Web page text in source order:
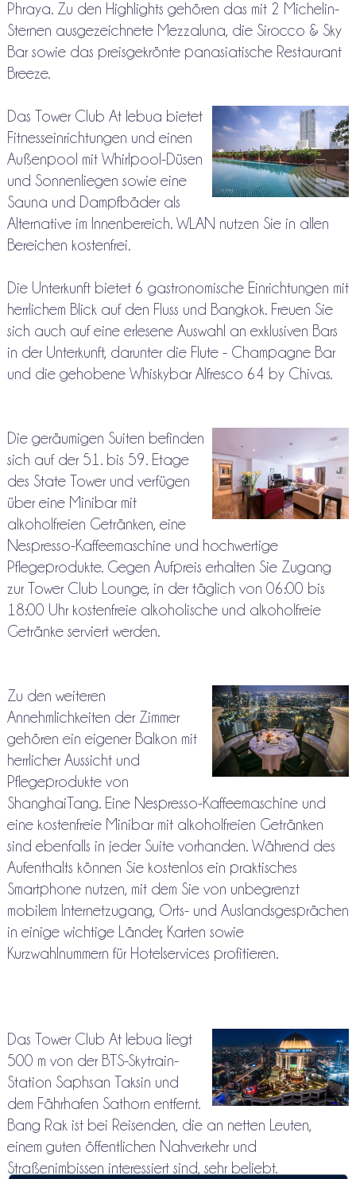
Phraya. Zu den Highlights gehören das mit 2 Michelin-
Sternen ausgezeichnete Mezzaluna, die Sirocco & Sky
Bar sowie das preisgekrönte panasiatische Restaurant
Breeze.
Das Tower Club At lebua bietet
Fitnesseinrichtungen und einen
Außenpool mit Whirlpool-Düsen
und Sonnenliegen sowie eine
Sauna und Dampfbäder als
Alternative im Innenbereich. WLAN nutzen Sie in allen
Bereichen kostenfrei.
Die Unterkunft bietet 6 gastronomische Einrichtungen mit
herrlichem Blick auf den Fluss und Bangkok. Freuen Sie
sich auch auf eine erlesene Auswahl an exklusiven Bars
in der Unterkunft, darunter die Flute - Champagne Bar
und die gehobene Whiskybar Alfresco 64 by Chivas.
Die geräumigen Suiten befinden
sich auf der 51. bis 59. Etage
des State Tower und verfügen
über eine Minibar mit
alkoholfreien Getränken, eine
Nespresso-Kaffeemaschine und hochwertige
Pflegeprodukte. Gegen Aufpreis erhalten Sie Zugang
zur Tower Club Lounge, in der täglich von 06:00 bis
18:00 Uhr kostenfreie alkoholische und alkoholfreie
Getränke serviert werden.
Zu den weiteren
Annehmlichkeiten der Zimmer
gehören ein eigener Balkon mit
herrlicher Aussicht und
Pflegeprodukte von
ShanghaiTang. Eine Nespresso-Kaffeemaschine und
eine kostenfreie Minibar mit alkoholfreien Getränken
sind ebenfalls in jeder Suite vorhanden. Während des
Aufenthalts können Sie kostenlos ein praktisches
Smartphone nutzen, mit dem Sie von unbegrenzt
mobilem Internetzugang, Orts- und Auslandsgesprächen
in einige wichtige Länder, Karten sowie
Kurzwahlnummern für Hotelservices profitieren.
Das Tower Club At lebua liegt
500 m von der BTS-Skytrain-
Station Saphsan Taksin und
dem Fährhafen Sathorn entfernt.
Bang Rak ist bei Reisenden, die an netten Leuten,
einem guten öffentlichen Nahverkehr und
Straßenimbissen interessiert sind, sehr beliebt.